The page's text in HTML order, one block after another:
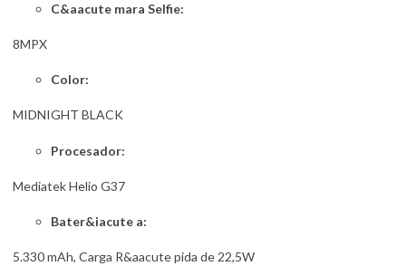
C&aacute mara Selfie:
8MPX
Color:
MIDNIGHT BLACK
Procesador:
Mediatek Helio G37
Bater&iacute a:
5.330 mAh, Carga R&aacute pida de 22,5W